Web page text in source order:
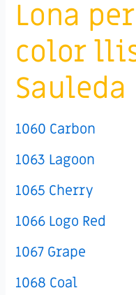
Lona
color
Sauleda
1060 Carbon
1063 Lagoon
1065 Cherry
1066 Logo Red
1067 Grape
1068 Coal